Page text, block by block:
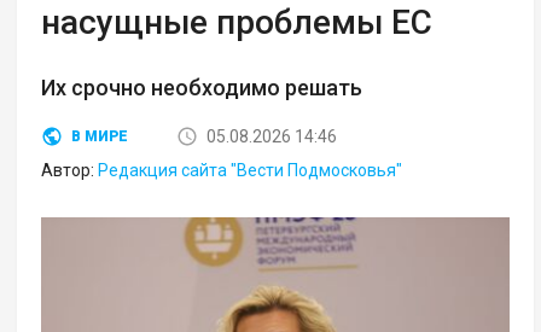
насущные проблемы ЕС
Их срочно необходимо решать
В МИРЕ
05.08.2026 14:46
Автор: Редакция сайта "Вести Подмосковья"